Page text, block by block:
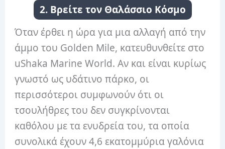
2. Βρείτε τον Θαλάσσιο Κόσμο
Όταν έρθει η ώρα για μια αλλαγή από την
άμμο του Golden Mile, κατευθυνθείτε στο
uShaka Marine World. Αν και είναι κυρίως
γνωστό ως υδάτινο πάρκο, οι
περισσότεροι συμφωνούν ότι οι
τσουλήθρες του δεν συγκρίνονται
καθόλου με τα ενυδρεία του, τα οποία
συνολικά έχουν 4,6 εκατομμύρια γαλόνια